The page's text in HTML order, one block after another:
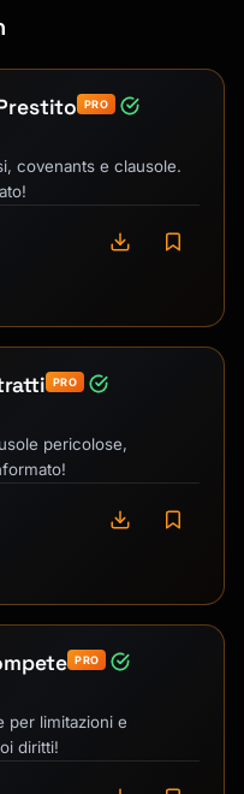
PRO
covenants e clausole.
PRO
pericolose,
PRO
per limitazioni e
diritti!